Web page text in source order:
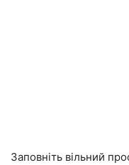
Заповніть вільний